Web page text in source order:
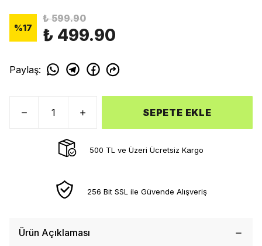
%17
₺ 599.90
₺ 499.90
Paylaş:
SEPETE EKLE
500 TL ve Üzeri Ücretsiz Kargo
256 Bit SSL ile Güvende Alışveriş
Ürün Açıklaması